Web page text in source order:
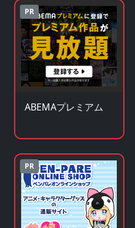
PR
ABEMAプレミアム
PR